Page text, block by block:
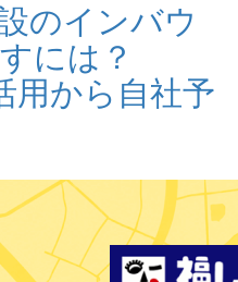
のインバウ
には？
から自社予